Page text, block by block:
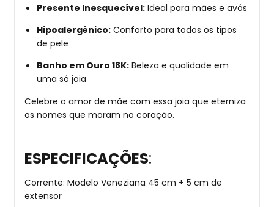
Presente Inesquecível: Ideal para mães e avós
Hipoalergênico: Conforto para todos os tipos
de pele
Banho em Ouro 18K: Beleza e qualidade em
uma só joia
Celebre o amor de mãe com essa joia que eterniza
os nomes que moram no coração.
ESPECIFICAÇÕES:
Corrente: Modelo Veneziana 45 cm + 5 cm de
extensor